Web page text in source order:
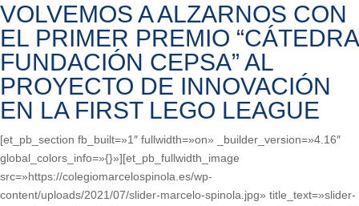
VOLVEMOS A ALZARNOS CON
EL PRIMER PREMIO “CÁTEDRA
FUNDACIÓN CEPSA” AL
PROYECTO DE INNOVACIÓN
EN LA FIRST LEGO LEAGUE
[et_pb_section fb_built=»1″ fullwidth=»on» _builder_version=»4.16″
global_colors_info=»{}»][et_pb_fullwidth_image
src=»https://colegiomarcelospinola.es/wp-
content/uploads/2021/07/slider-marcelo-spinola.jpg» title_text=»slider-